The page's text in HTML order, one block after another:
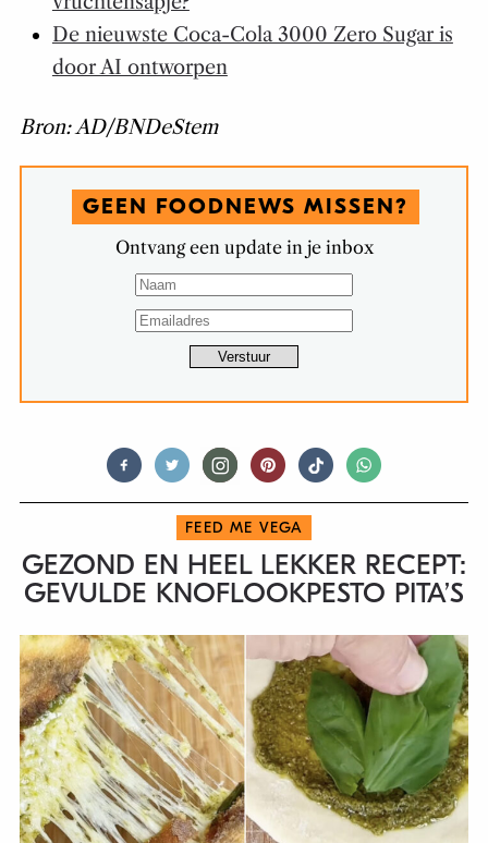
De nieuwste Coca-Cola 3000 Zero Sugar is
door AI ontworpen
Bron: AD/BNDeStem
GEEN FOODNEWS MISSEN?
Ontvang een update in je inbox
FEED ME VEGA
GEZOND EN HEEL LEKKER RECEPT:
GEVULDE KNOFLOOKPESTO PITA’S